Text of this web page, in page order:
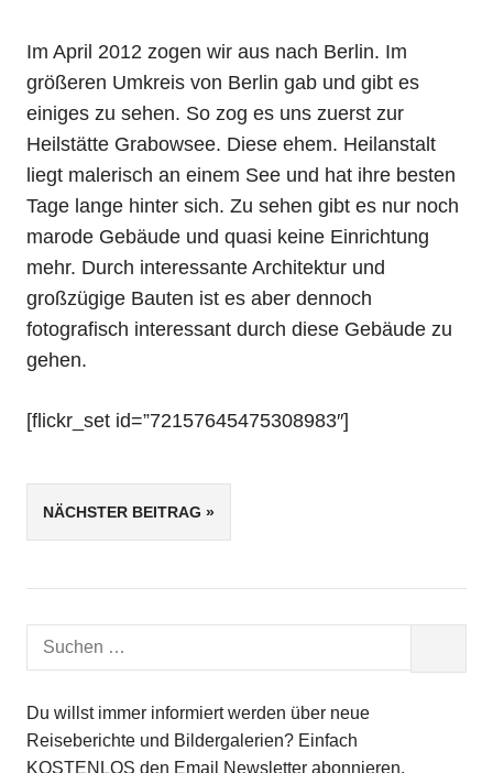
Im April 2012 zogen wir aus nach Berlin. Im
größeren Umkreis von Berlin gab und gibt es
einiges zu sehen. So zog es uns zuerst zur
Heilstätte Grabowsee. Diese ehem. Heilanstalt
liegt malerisch an einem See und hat ihre besten
Tage lange hinter sich. Zu sehen gibt es nur noch
marode Gebäude und quasi keine Einrichtung
mehr. Durch interessante Architektur und
großzügige Bauten ist es aber dennoch
fotografisch interessant durch diese Gebäude zu
gehen.
[flickr_set id=”72157645475308983″]
SCHLAGWÖRTER
ANSTALT
HEILSTÄTTE
LOST
URBEX
Beitragsnavigation
NÄCHSTER BEITRAG
Suchen
Du willst immer informiert werden über neue
Reiseberichte und Bildergalerien? Einfach
KOSTENLOS den Email Newsletter abonnieren.